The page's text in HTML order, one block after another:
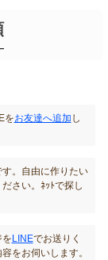
をお友達へ追加 し
。自由に作りたい
さい。ﾈｯﾄで探し
を LINEでお送りく
をお伺いします。